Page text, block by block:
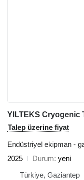
YILTEKS Cryogenic
Talep üzerine fiyat
Endüstriyel ekipman -
2025
Durum yeni
Türkiye, Gaziantep